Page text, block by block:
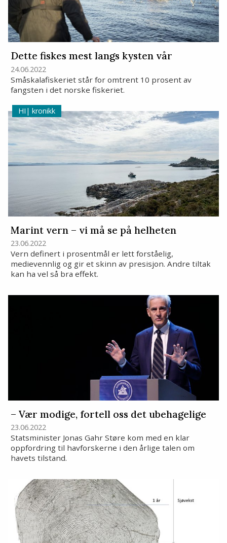
Dette fiskes mest langs kysten vår
24.06.2022
Småskalafiskeriet står for omtrent 10 prosent av
fangsten i det norske fiskeriet.
kronikk
Marint vern – vi må se på helheten
23.06.2022
Vern definert i prosentmål er lett forståelig,
medievennlig og gir et skinn av presisjon. Andre tiltak
kan ha vel så bra effekt.
– Vær modige, fortell oss det ubehagelige
23.06.2022
Statsminister Jonas Gahr Støre kom med en klar
oppfordring til havforskerne i den årlige talen om
havets tilstand.